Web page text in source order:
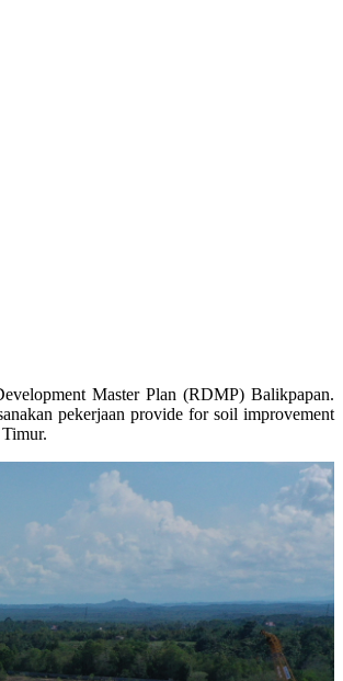
Master Plan (RDMP) Balikpapan.
pekerjaan provide for soil improvement